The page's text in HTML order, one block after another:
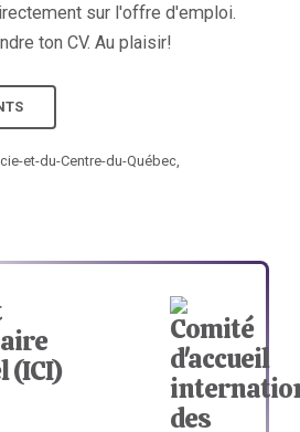
sur l'offre d'emploi.
ton CV. Au plaisir!
et-du-Centre-du-Québec,
(ICI)